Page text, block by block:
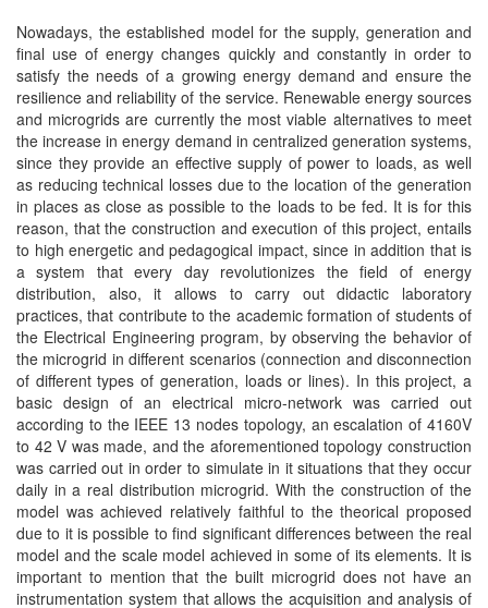
Nowadays, the established model for the supply, generation and
final use of energy changes quickly and constantly in order to
satisfy the needs of a growing energy demand and ensure the
resilience and reliability of the service. Renewable energy sources
and microgrids are currently the most viable alternatives to meet
the increase in energy demand in centralized generation systems,
since they provide an effective supply of power to loads, as well
as reducing technical losses due to the location of the generation
in places as close as possible to the loads to be fed. It is for this
reason, that the construction and execution of this project, entails
to high energetic and pedagogical impact, since in addition that is
a system that every day revolutionizes the field of energy
distribution, also, it allows to carry out didactic laboratory
practices, that contribute to the academic formation of students of
the Electrical Engineering program, by observing the behavior of
the microgrid in different scenarios (connection and disconnection
of different types of generation, loads or lines). In this project, a
basic design of an electrical micro-network was carried out
according to the IEEE 13 nodes topology, an escalation of 4160V
to 42 V was made, and the aforementioned topology construction
was carried out in order to simulate in it situations that they occur
daily in a real distribution microgrid. With the construction of the
model was achieved relatively faithful to the theorical proposed
due to it is possible to find significant differences between the real
model and the scale model achieved in some of its elements. It is
important to mention that the built microgrid does not have an
instrumentation system that allows the acquisition and analysis of